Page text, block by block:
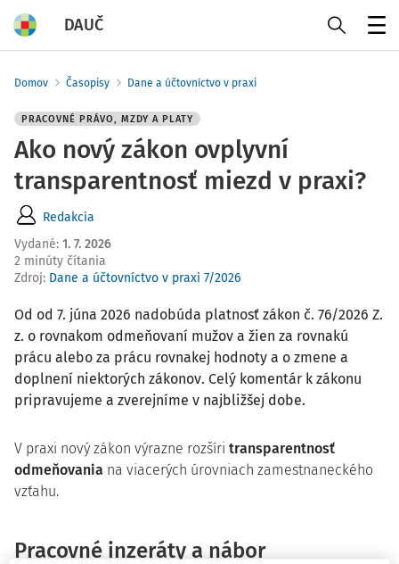
DAUČ
Domov Časopisy Dane a účtovníctvo v praxi
PRACOVNÉ PRÁVO, MZDY A PLATY
Ako nový zákon ovplyvní
transparentnosť miezd v praxi?
Redakcia
Vydané: 1. 7. 2026
2 minúty čítania
Zdroj: Dane a účtovníctvo v praxi 7/2026
Od od 7. júna 2026 nadobúda platnosť zákon č. 76/2026 Z.
z. o rovnakom odmeňovaní mužov a žien za rovnakú
prácu alebo za prácu rovnakej hodnoty a o zmene a
doplnení niektorých zákonov. Celý komentár k zákonu
pripravujeme a zverejníme v najbližšej dobe.
V praxi nový zákon výrazne rozšíri transparentnosť
odmeňovania na viacerých úrovniach zamestnaneckého
vzťahu.
Pracovné inzeráty a nábor